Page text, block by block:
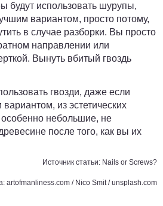
будут использовать шурупы,
вариантом, просто потому,
в случае разборки. Вы просто
направлении или
Вынуть вбитый гвоздь
гвозди, даже если
из эстетических
небольшие, не
после того, как вы их
Источник статьи: Nails or Screws?
artofmanliness.com / Nico Smit/ unsplash.com